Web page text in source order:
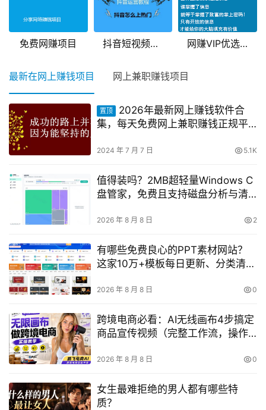
免费网赚项目 抖音短视频教程 网赚VIP优选精品教程
最新在网上赚钱项目 网上兼职赚钱项目
置顶 2026年最新网上赚钱软件合
集，每天免费网上兼职赚钱正规平
2024 年 7 月 7 日 5.1K
值得装吗？2MB超轻量Windows C
盘管家，免费且支持磁盘分析与清
2026 年 8 月 8 日 2
有哪些免费良心的PPT素材网站？
这家10万+模板每日更新、分类清
2026 年 8 月 8 日 0
跨境电商必看：AI无线画布4步搞定
商品宣传视频（完整工作流，操作
2026 年 8 月 8 日 0
女生最难拒绝的男人都有哪些特
质？